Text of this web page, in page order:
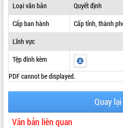
Loại văn bản
Quyết định
Cấp ban hành
Cấp tỉnh, thành
Lĩnh vực
Tệp đính kèm
PDF cannot be displayed.
Quay lại
Văn bản liên quan